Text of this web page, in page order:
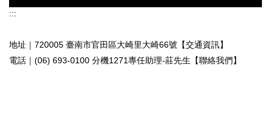
:::
地址｜720005 臺南市官田區大崎里大崎66號【交通資訊】
電話｜(06) 693-0100 分機1271專任助理-莊先生 【聯絡我們】